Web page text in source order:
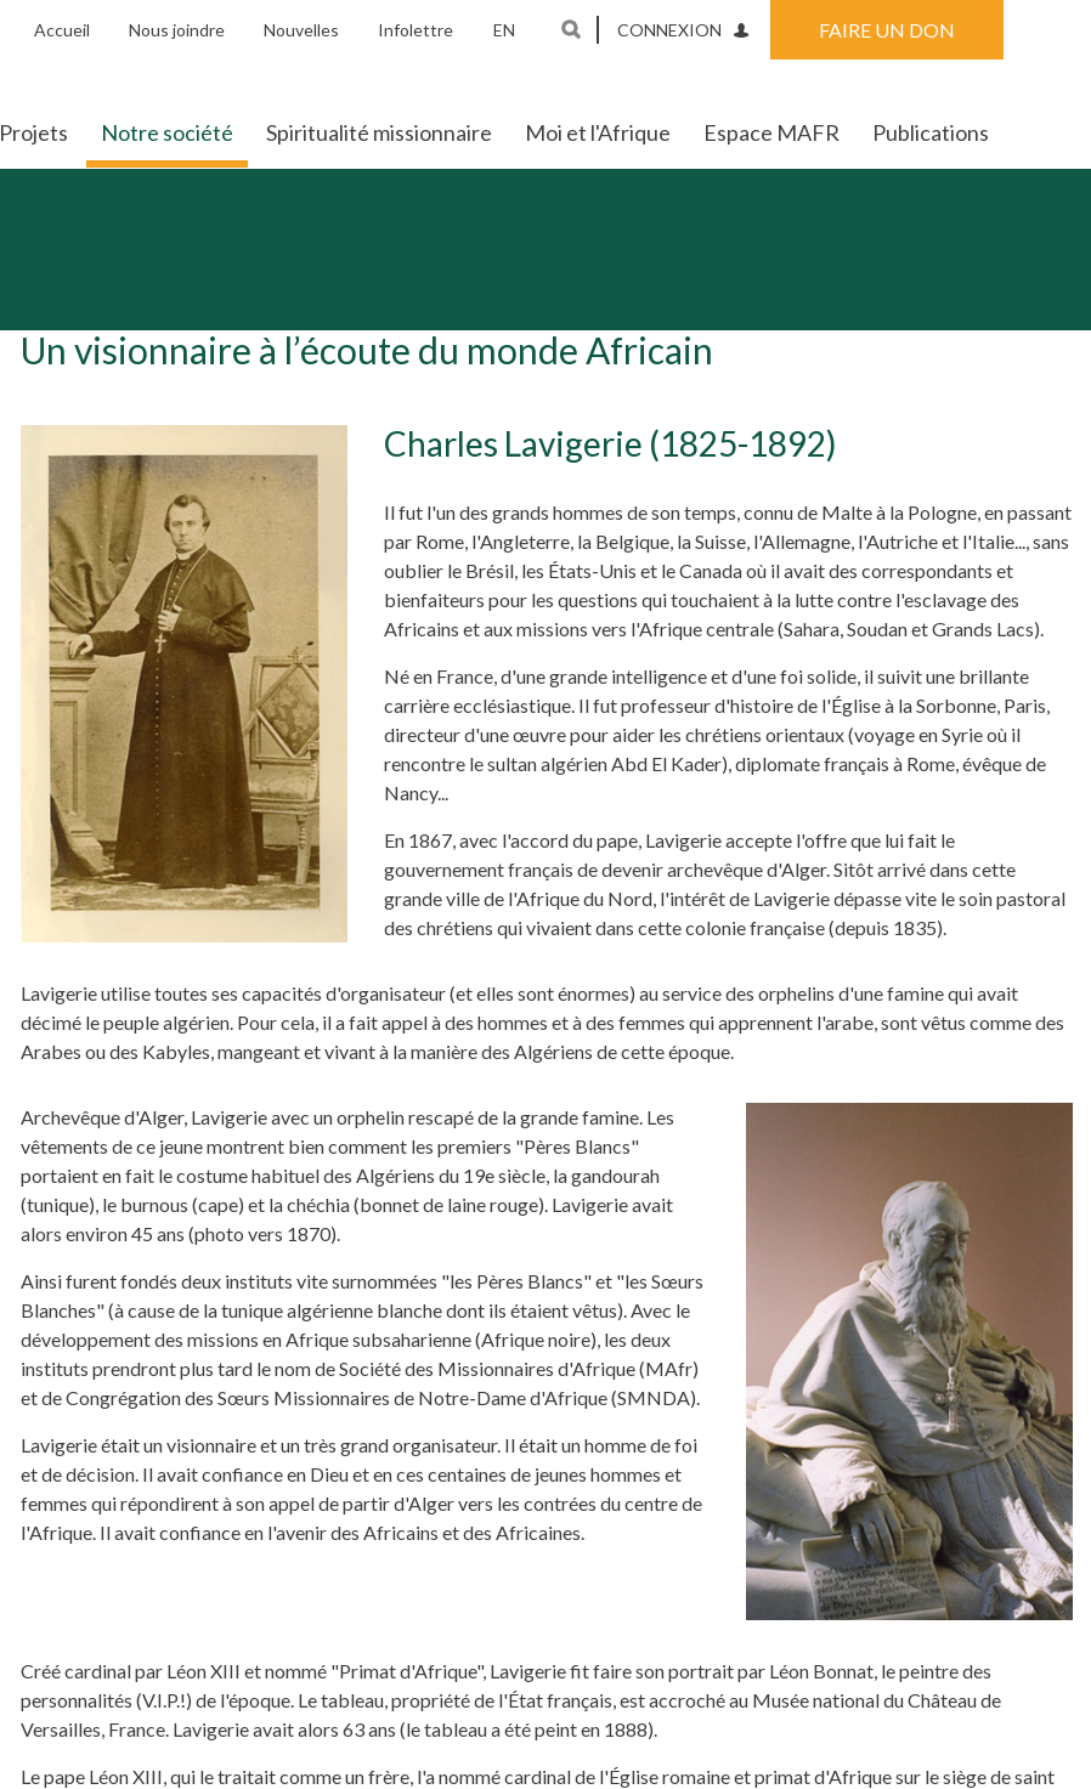
Accueil Nous joindre Nouvelles Infolettre EN CONNEXION FAIRE UN DON
Projets Notre société Spiritualité missionnaire Moi et l'Afrique Espace MAFR Publications
Un visionnaire à l’écoute du monde Africain
Charles Lavigerie (1825-1892)
Il fut l'un des grands hommes de son temps, connu de Malte à la Pologne, en passant
par Rome, l'Angleterre, la Belgique, la Suisse, l'Allemagne, l'Autriche et l'Italie..., sans
oublier le Brésil, les États-Unis et le Canada où il avait des correspondants et
bienfaiteurs pour les questions qui touchaient à la lutte contre l'esclavage des
Africains et aux missions vers l'Afrique centrale (Sahara, Soudan et Grands Lacs).
Né en France, d'une grande intelligence et d'une foi solide, il suivit une brillante
carrière ecclésiastique. Il fut professeur d'histoire de l'Église à la Sorbonne, Paris,
directeur d'une œuvre pour aider les chrétiens orientaux (voyage en Syrie où il
rencontre le sultan algérien Abd El Kader), diplomate français à Rome, évêque de
Nancy...
En 1867, avec l'accord du pape, Lavigerie accepte l'offre que lui fait le
gouvernement français de devenir archevêque d'Alger. Sitôt arrivé dans cette
grande ville de l'Afrique du Nord, l'intérêt de Lavigerie dépasse vite le soin pastoral
des chrétiens qui vivaient dans cette colonie française (depuis 1835).
Lavigerie utilise toutes ses capacités d'organisateur (et elles sont énormes) au service des orphelins d'une famine qui avait
décimé le peuple algérien. Pour cela, il a fait appel à des hommes et à des femmes qui apprennent l'arabe, sont vêtus comme des
Arabes ou des Kabyles, mangeant et vivant à la manière des Algériens de cette époque.
Archevêque d'Alger, Lavigerie avec un orphelin rescapé de la grande famine. Les
vêtements de ce jeune montrent bien comment les premiers "Pères Blancs"
portaient en fait le costume habituel des Algériens du 19e siècle, la gandourah
(tunique), le burnous (cape) et la chéchia (bonnet de laine rouge). Lavigerie avait
alors environ 45 ans (photo vers 1870).
Ainsi furent fondés deux instituts vite surnommées "les Pères Blancs" et "les Sœurs
Blanches" (à cause de la tunique algérienne blanche dont ils étaient vêtus). Avec le
développement des missions en Afrique subsaharienne (Afrique noire), les deux
instituts prendront plus tard le nom de Société des Missionnaires d'Afrique (MAfr)
et de Congrégation des Sœurs Missionnaires de Notre-Dame d'Afrique (SMNDA).
Lavigerie était un visionnaire et un très grand organisateur. Il était un homme de foi
et de décision. Il avait confiance en Dieu et en ces centaines de jeunes hommes et
femmes qui répondirent à son appel de partir d'Alger vers les contrées du centre de
l'Afrique. Il avait confiance en l'avenir des Africains et des Africaines.
Créé cardinal par Léon XIII et nommé "Primat d'Afrique", Lavigerie fit faire son portrait par Léon Bonnat, le peintre des
personnalités (V.I.P.!) de l'époque. Le tableau, propriété de l'État français, est accroché au Musée national du Château de
Versailles, France. Lavigerie avait alors 63 ans (le tableau a été peint en 1888).
Le pape Léon XIII, qui le traitait comme un frère, l'a nommé cardinal de l'Église romaine et primat d'Afrique sur le siège de saint